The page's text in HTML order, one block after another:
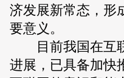
济发展新常态，形
要意义。
目前我国在互联
进展，已具备加快